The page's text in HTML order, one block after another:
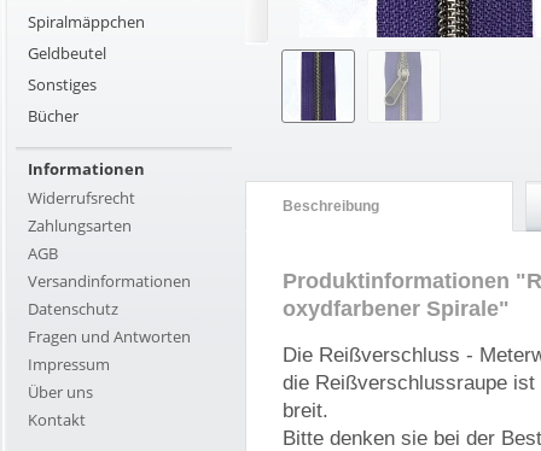
Spiralmäppchen
Geldbeutel
Sonstiges
Bücher
Informationen
Widerrufsrecht
Zahlungsarten
AGB
Versandinformationen
Datenschutz
Fragen und Antworten
Impressum
Über uns
Kontakt
Beschreibung
Produktinformationen
oxydfarbener Spirale"
Die Reißverschluss -
die Reißverschlussraupe
breit.
Bitte denken sie bei der